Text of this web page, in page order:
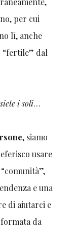
per cui
lì, anche
“fertile” dal
i soli…
, siamo
usare
e una
di aiutarci e
da